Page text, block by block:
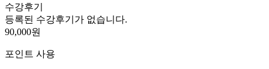
수강후기
등록된 수강후기가 없습니다.
90,000원
포인트 사용